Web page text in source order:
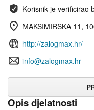
Korisnik je verificirao
MAKSIMIRSKA 11,
http://zalogmax.hr/
info@zalogmax.hr
Opis djelatnosti